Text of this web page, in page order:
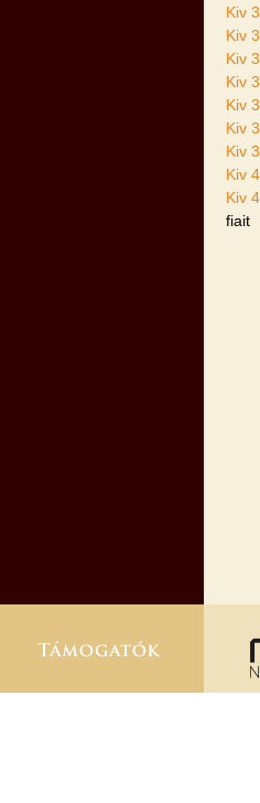
Kiv
Kiv
Kiv
Kiv
Kiv
Kiv
Kiv
Kiv
Kiv
fiait